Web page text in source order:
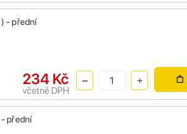
- přední
234 Kč
včetně DPH
přední